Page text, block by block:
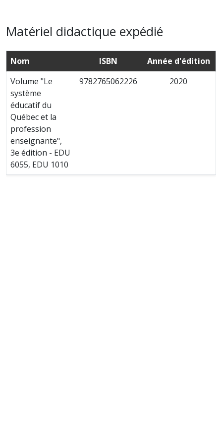
Matériel didactique expédié
Nom ISBN
Année d'édition
Volume "Le
système
éducatif du
Québec et la
profession
enseignante",
3e édition - EDU
6055, EDU 1010
9782765062226 2020